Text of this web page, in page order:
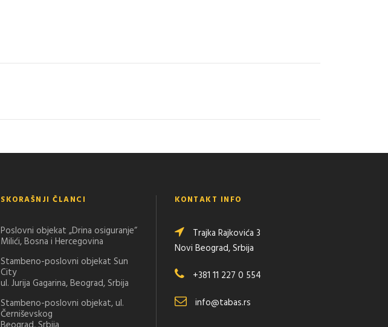
SKORAŠNJI ČLANCI
Poslovni objekat „Drina osiguranje“
Milići, Bosna i Hercegovina
Stambeno-poslovni objekat Sun
City
ul. Jurija Gagarina, Beograd, Srbija
Stambeno-poslovni objekat, ul.
Černiševskog
KONTAKT INFO
Trajka Rajkovića 3
Novi Beograd, Srbija
+381 11 227 0 554
info@tabas.rs